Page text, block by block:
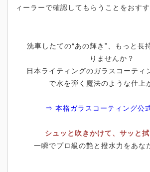
ィーラーで確認してもらうことをおすす
洗車したての“あの輝き”、もっと長
りませんか？
日本ライティングのガラスコーティ
で水を弾く魔法のような仕上
⇒ 本格ガラスコーティング公
シュッと吹きかけて、サッと拭
一瞬でプロ級の艶と撥水力をあな